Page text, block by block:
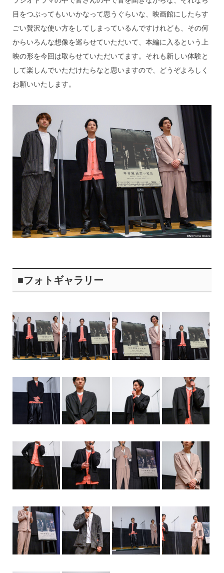
目をつぶってもいいかなって思うぐらいな、映画館にしたらす
ごい贅沢な使い方をしてしまっているんですけれども、その何
からいろんな想像を巡らせていただいて、本編に入るという上
映の形を今回は取らせていただいてます。それも新しい体験と
して楽しんでいただけたらなと思いますので、どうぞよろしく
お願いいたします。
■フォトギャラリー